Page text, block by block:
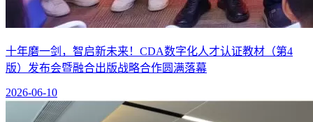
十年磨一剑，智启新未来！CDA数字化人才认证教材（第4
版）发布会暨融合出版战略合作圆满落幕
2026-06-10